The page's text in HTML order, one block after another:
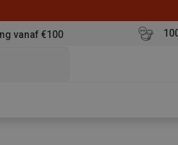
vanaf €100